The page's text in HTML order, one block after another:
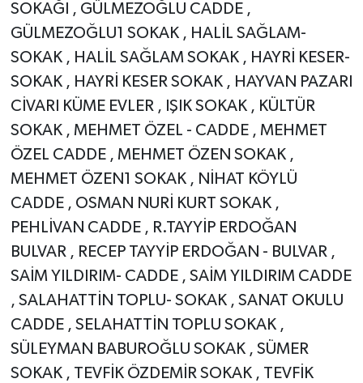
SOKAĞI , GÜLMEZOĞLU CADDE ,
GÜLMEZOĞLU1 SOKAK , HALİL SAĞLAM-
SOKAK , HALİL SAĞLAM SOKAK , HAYRİ KESER-
SOKAK , HAYRİ KESER SOKAK , HAYVAN PAZARI
CİVARI KÜME EVLER , IŞIK SOKAK , KÜLTÜR
SOKAK , MEHMET ÖZEL - CADDE , MEHMET
ÖZEL CADDE , MEHMET ÖZEN SOKAK ,
MEHMET ÖZEN1 SOKAK , NİHAT KÖYLÜ
CADDE , OSMAN NURİ KURT SOKAK ,
PEHLİVAN CADDE , R.TAYYİP ERDOĞAN
BULVAR , RECEP TAYYİP ERDOĞAN - BULVAR ,
SAİM YILDIRIM- CADDE , SAİM YILDIRIM CADDE
, SALAHATTİN TOPLU- SOKAK , SANAT OKULU
CADDE , SELAHATTİN TOPLU SOKAK ,
SÜLEYMAN BABUROĞLU SOKAK , SÜMER
SOKAK , TEVFİK ÖZDEMİR SOKAK , TEVFİK